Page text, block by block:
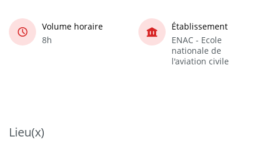
Volume horaire
8h
Établissement
ENAC - Ecole
nationale de
l'aviation civile
Lieu(x)